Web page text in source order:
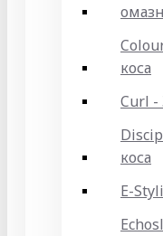
коса
Curl -
коса
E-